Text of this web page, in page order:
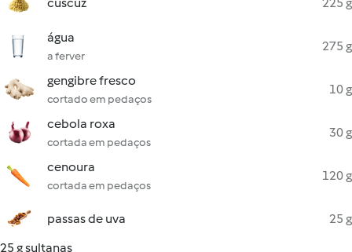
água
a ferver
275 g
gengibre fresco
cortado em pedaços
10 g
cebola roxa
cortada em pedaços
30 g
cenoura
cortada em pedaços
120 g
passas de uva
25 g
25 g sultanas